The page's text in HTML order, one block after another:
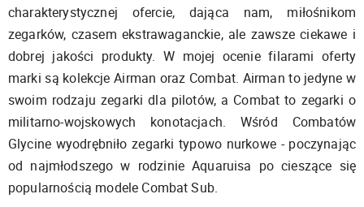
charakterystycznej ofercie, dająca nam, miłośnikom
zegarków, czasem ekstrawaganckie, ale zawsze ciekawe i
dobrej jakości produkty. W mojej ocenie filarami oferty
marki są kolekcje Airman oraz Combat. Airman to jedyne w
swoim rodzaju zegarki dla pilotów, a Combat to zegarki o
militarno-wojskowych konotacjach. Wśród Combatów
Glycine wyodrębniło zegarki typowo nurkowe - poczynając
od najmłodszego w rodzinie Aquaruisa po cieszące się
popularnością modele Combat Sub.